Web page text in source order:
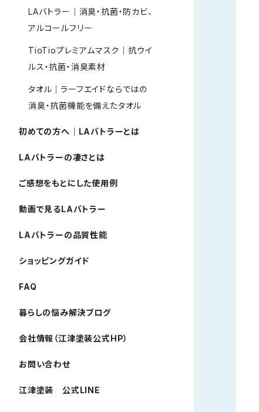
LAバトラー｜消臭・抗菌・防カビ、
アルコールフリー
TioTioプレミアムマスク｜抗ウイ
ルス・抗菌・消臭素材
タオル｜ラーフエイドならではの
消臭・抗菌機能を備えたタオル
初めての方へ｜LAバトラーとは
LAバトラーの凄さとは
ご感想をもとにした使用例
動画で見るLAバトラー
LAバトラーの品質性能
ショッピングガイド
FAQ
暮らしの悩み解決ブログ
会社情報（江津塗装公式HP）
お問い合わせ
江津塗装 公式LINE